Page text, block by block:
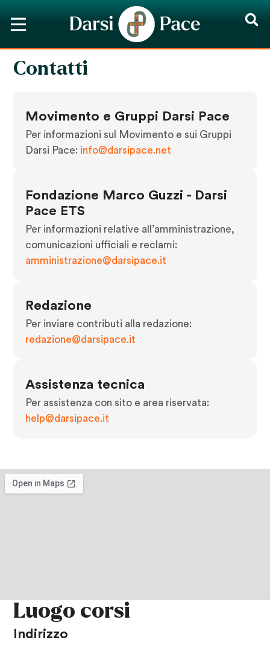
Contatti
Movimento e Gruppi Darsi Pace
Per informazioni sul Movimento e sui Gruppi
Darsi Pace: info@darsipace.net
Fondazione Marco Guzzi - Darsi
Pace ETS
Per informazioni relative all’amministrazione,
comunicazioni ufficiali e reclami:
amministrazione@darsipace.it
Redazione
Per inviare contributi alla redazione:
redazione@darsipace.it
Assistenza tecnica
Per assistenza con sito e area riservata:
help@darsipace.it
Luogo corsi
Indirizzo